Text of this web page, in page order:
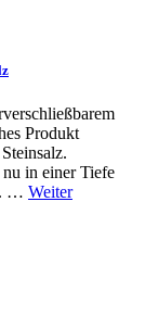
Produkt
in einer Tiefe
… Weiter